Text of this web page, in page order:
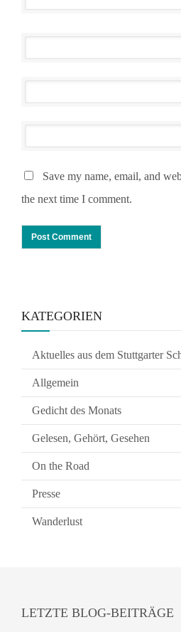
Save my name, email, and
the next time I comment.
KATEGORIEN
Aktuelles aus dem Stuttgarter
Allgemein
Gedicht des Monats
Gelesen, Gehört, Gesehen
On the Road
Presse
Wanderlust
LETZTE BLOG-BEITRÄGE